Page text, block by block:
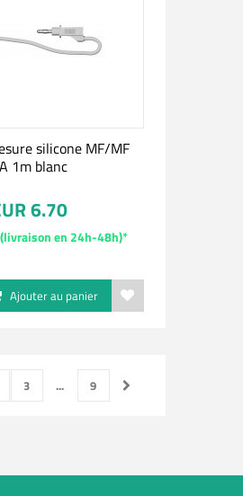
silicone MF/MF
1m blanc
6.70
en 24h-48h)*
Ajouter au panier
3 ... 9